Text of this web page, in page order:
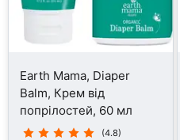
Earth Mama, Diaper
Balm, Крем від
попрілостей, 60 мл
(4.8)